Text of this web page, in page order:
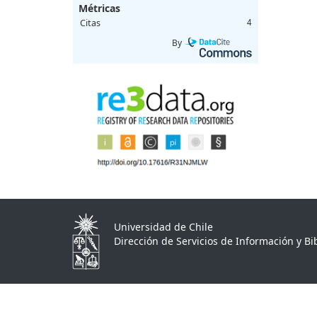
Métricas
Citas 4
By
Universidad de Chile
Dirección de Servicios de Información y